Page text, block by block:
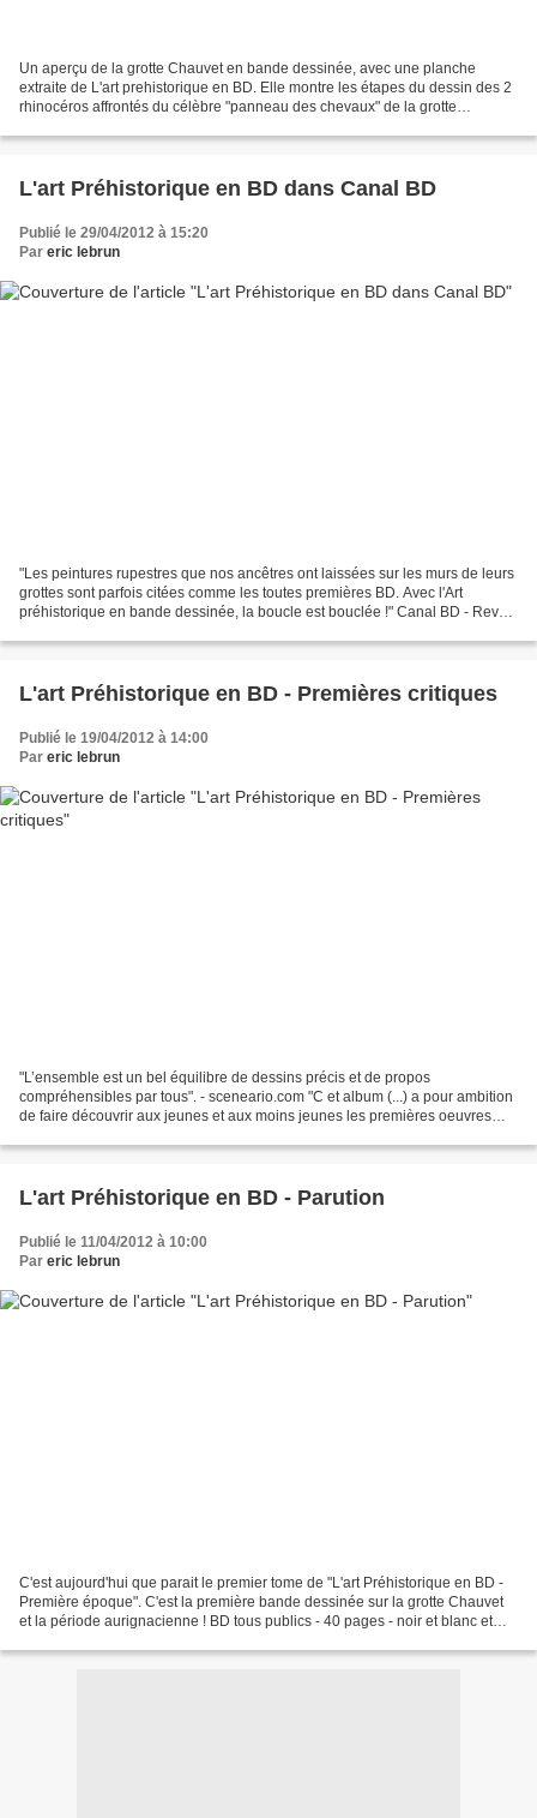
Un aperçu de la grotte Chauvet en bande dessinée, avec une planche
extraite de L'art prehistorique en BD. Elle montre les étapes du dessin des 2
rhinocéros affrontés du célèbre "panneau des chevaux" de la grotte
L'art Préhistorique en BD dans Canal BD
Publié le 29/04/2012 à 15:20
Par eric lebrun
"Les peintures rupestres que nos ancêtres ont laissées sur les murs de leurs
grottes sont parfois citées comme les toutes premières BD. Avec l'Art
préhistorique en bande dessinée, la boucle est bouclée !" Canal BD - Revue
L'art Préhistorique en BD - Premières critiques
Publié le 19/04/2012 à 14:00
Par eric lebrun
"L’ensemble est un bel équilibre de dessins précis et de propos
compréhensibles par tous". - sceneario.com "C et album (...) a pour ambition
de faire découvrir aux jeunes et aux moins jeunes les premières oeuvres
L'art Préhistorique en BD - Parution
Publié le 11/04/2012 à 10:00
Par eric lebrun
C'est aujourd'hui que parait le premier tome de "L'art Préhistorique en BD -
Première époque". C'est la première bande dessinée sur la grotte Chauvet
et la période aurignacienne ! BD tous publics - 40 pages - noir et blanc et